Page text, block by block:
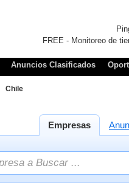
FREE - Monitoreo de
Anuncios Clasificados
Chile
Empresas